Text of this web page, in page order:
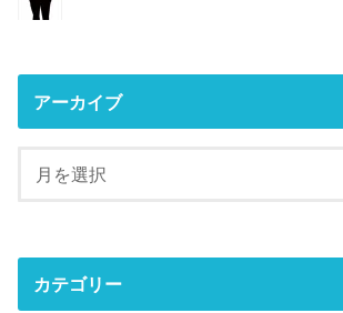
アーカイブ
カテゴリー